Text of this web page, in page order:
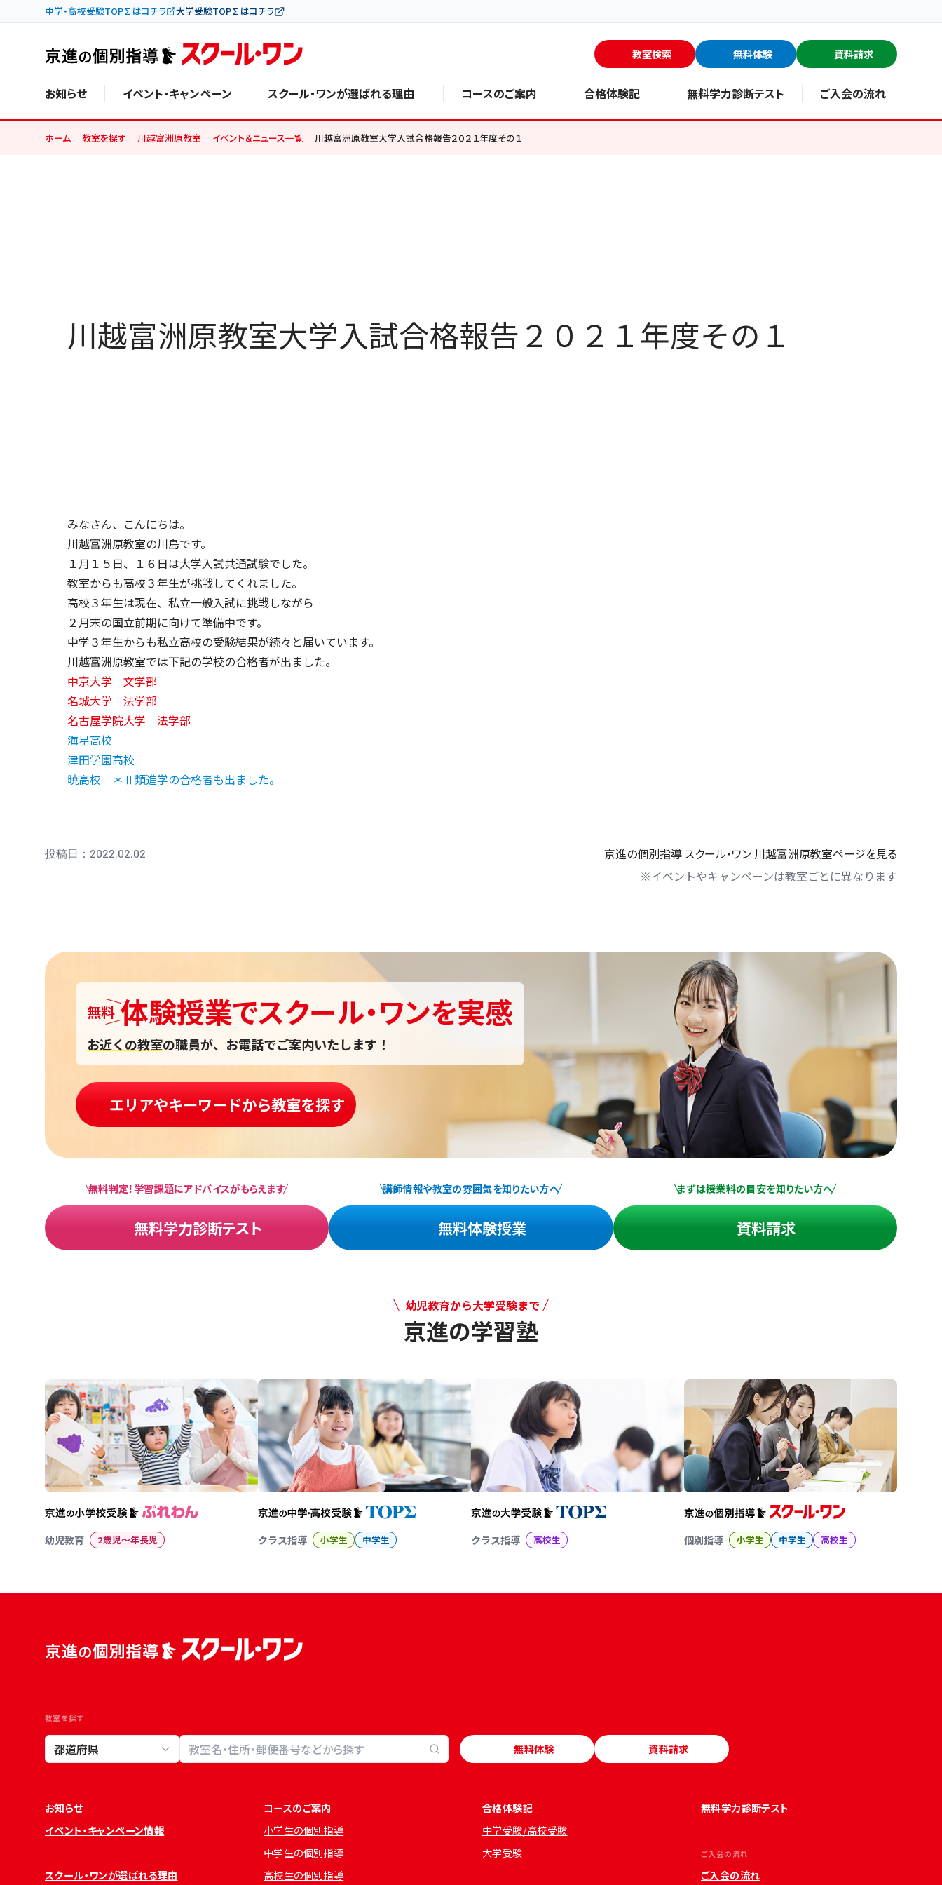
中学・高校受験TOP∑はコチラ 大学受験TOP∑はコチラ
教室検索 無料体験 資料請求
お知らせ イベント・キャンペーン スクール・ワンが選ばれる理由 コースのご案内 合格体験記 無料学力診断テスト ご入会の流れ
ホーム 教室を探す 川越富洲原教室 イベント＆ニュース一覧 川越富洲原教室大学入試合格報告２０２１年度その１
川越富洲原教室大学入試合格報告２０２１年度その１
みなさん、こんにちは。
川越富洲原教室の川島です。
１月１５日、１６日は大学入試共通試験でした。
教室からも高校３年生が挑戦してくれました。
高校３年生は現在、私立一般入試に挑戦しながら
２月末の国立前期に向けて準備中です。
中学３年生からも私立高校の受験結果が続々と届いています。
川越富洲原教室では下記の学校の合格者が出ました。
中京大学 文学部
名城大学 法学部
名古屋学院大学 法学部
海星高校
津田学園高校
暁高校 ＊Ⅱ類進学の合格者も出ました。
京進の個別指導 スクール・ワン 川越富洲原教室ページを見る
※イベントやキャンペーンは教室ごとに異なります
投稿日：2022.02.02
無料 体験授業でスクール・ワンを実感
お近くの教室の職員が、お電話でご案内いたします！
エリアやキーワードから教室を探す
無料判定！学習課題にアドバイスがもらえます
無料学力診断テスト
講師情報や教室の雰囲気を知りたい方へ
無料体験授業
まずは授業料の目安を知りたい方へ
資料請求
幼児教育から大学受験まで
京進の学習塾
幼児教育 2歳児〜年長児 クラス指導 小学生 中学生 クラス指導 高校生 個別指導 小学生 中学生 高校生
教室を探す
教室検索 無料体験 資料請求
お知らせ
イベント・キャンペーン情報
スクール・ワンが選ばれる理由
コースのご案内
小学生の個別指導
中学生の個別指導
高校生の個別指導
合格体験記
中学受験/高校受験
大学受験
無料学力診断テスト
ご入会の流れ
ご入会の流れ